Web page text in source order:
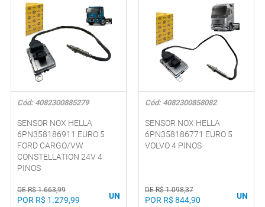
Cód: 4082300885279
SENSOR NOX HELLA
6PN358186911 EURO 5
FORD CARGO/VW
CONSTELLATION 24V 4
PINOS
DE R$ 1.663,99
POR R$ 1.279,99 UN
Cód: 4082300858082
SENSOR NOX HELLA
6PN358186771 EURO 5
VOLVO 4 PINOS
DE R$ 1.098,37
POR R$ 844,90 UN